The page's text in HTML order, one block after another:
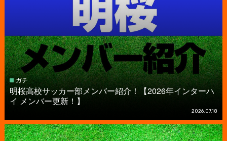
ガチ
明桜高校サッカー部メンバー紹介！【2026年インターハ
イ メンバー更新！】
2026.07.18